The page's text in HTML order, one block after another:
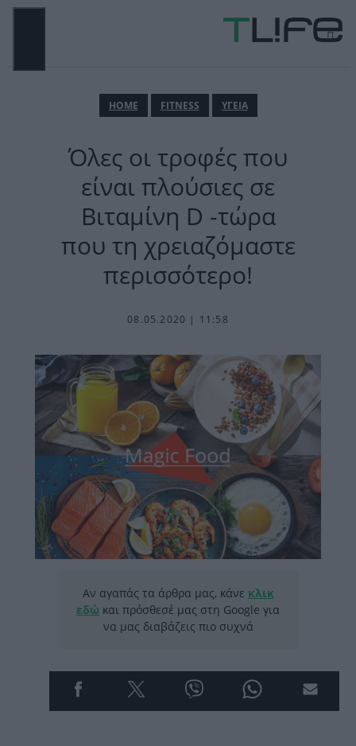
Μετάβαση
ΗΟΜΕ FITNESS ΥΓΕΙΑ
Όλες οι τροφές που
είναι πλούσιες σε
Βιταμίνη D -τώρα
που τη χρειαζόμαστε
περισσότερο!
08.05.2020 | 11:58
Αν αγαπάς τα άρθρα μας, κάνε κλικ
εδώ και πρόσθεσέ μας στη Google για
να μας διαβάζεις πιο συχνά